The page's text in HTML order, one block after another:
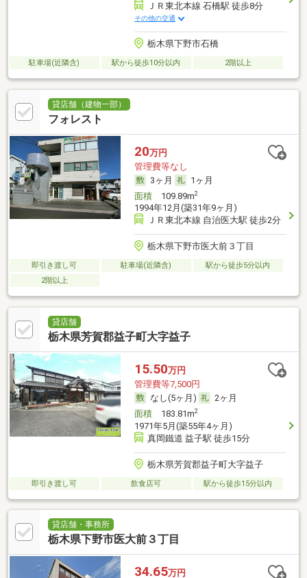
ＪＲ東北本線 石橋駅 徒歩8分
その他の交通
栃木県下野市石橋
駐車場(近隣含) 駅から徒歩10分以内 2階以上
貸店舗（建物一部）
フォレスト
20万円
管理費等なし
3ヶ月
1ヶ月
面積109.89m2
1994年12月(築31年9ヶ月)
ＪＲ東北本線 自治医大駅 徒歩2分
栃木県下野市医大前３丁目
即引き渡し可 駐車場(近隣含)
駅から徒歩5分以内
2階以上
貸店舗
栃木県芳賀郡益子町大字益子
15.50万円
管理費等7,500円
なし(5ヶ月)
2ヶ月
面積183.81m2
1971年5月(築55年4ヶ月)
真岡鐵道 益子駅 徒歩15分
栃木県芳賀郡益子町大字益子
即引き渡し可 飲食店可 駅から徒歩15分以内
貸店舗・事務所
栃木県下野市医大前３丁目
34.65万円